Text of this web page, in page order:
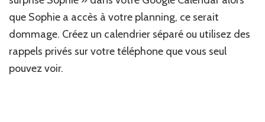
que Sophie a accès à votre planning, ce serait
dommage. Créez un calendrier séparé ou utilisez des
rappels privés sur votre téléphone que vous seul
pouvez voir.